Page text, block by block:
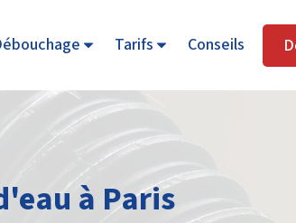
Tarifs Conseils
à Paris